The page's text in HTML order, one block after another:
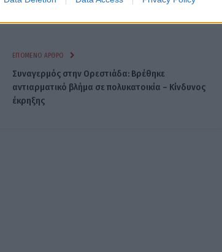
ΕΠΌΜΕΝΟ ΆΡΘΡΟ
Συναγερμός στην Ορεστιάδα: Βρέθηκε
αντιαρματικό βλήμα σε πολυκατοικία – Κίνδυνος
έκρηξης